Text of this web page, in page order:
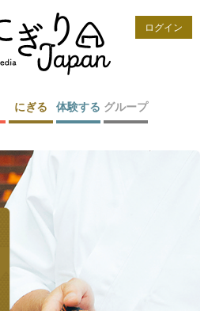
ログイン
にぎる 体験する グループ